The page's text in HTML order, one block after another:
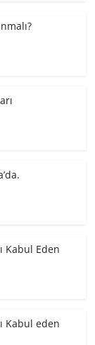
Kabul Eden
Kabul eden